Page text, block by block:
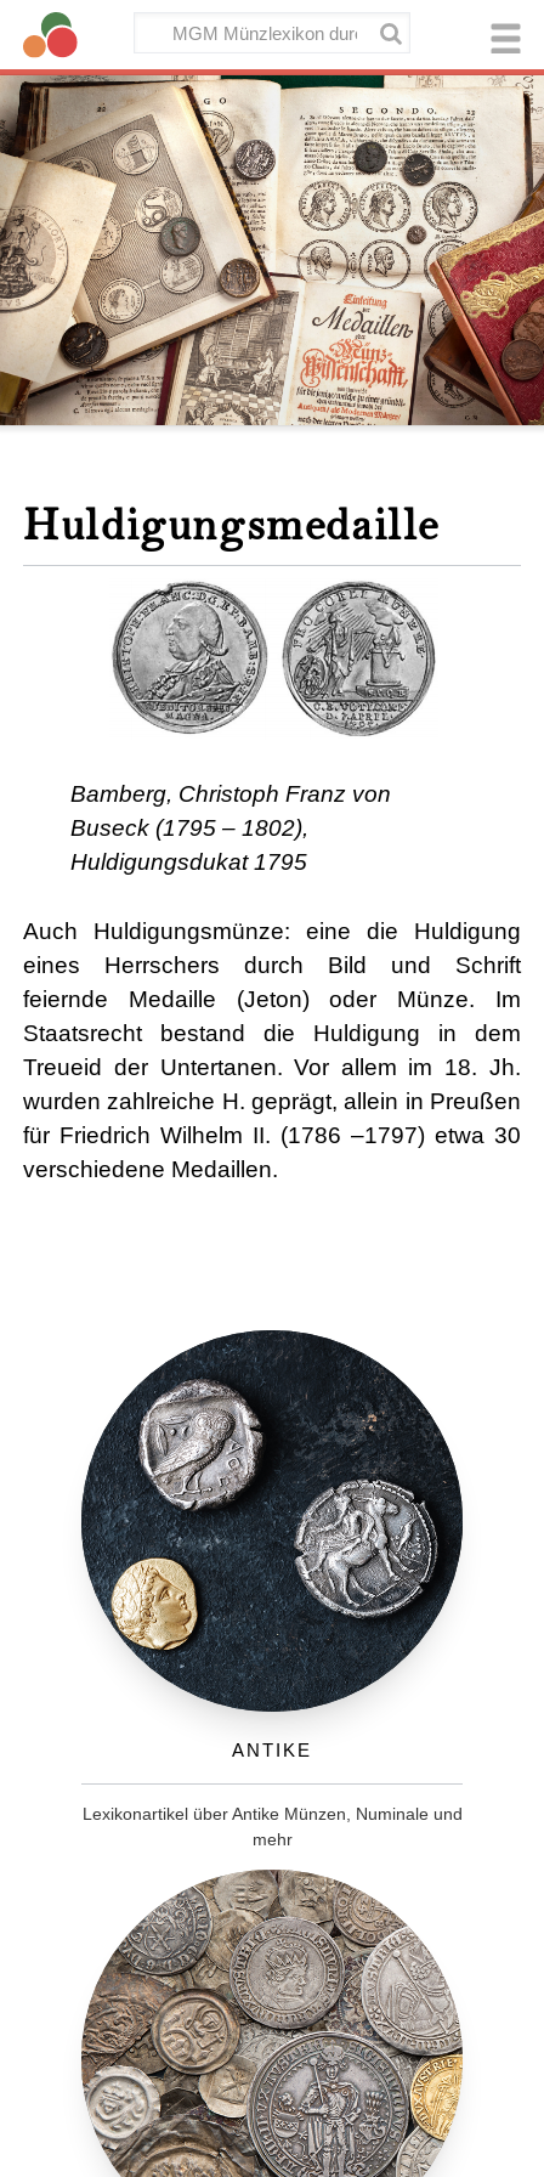
Huldigungsmedaille
Bamberg, Christoph Franz von
Buseck (1795 – 1802),
Huldigungsdukat 1795
Auch Huldigungsmünze: eine die Huldigung
eines Herrschers durch Bild und Schrift
feiernde Medaille (Jeton) oder Münze. Im
Staatsrecht bestand die Huldigung in dem
Treueid der Untertanen. Vor allem im 18. Jh.
wurden zahlreiche H. geprägt, allein in Preußen
für Friedrich Wilhelm II. (1786 –1797) etwa 30
verschiedene Medaillen.
Antike
Lexikonartikel über Antike Münzen, Numinale und
mehr